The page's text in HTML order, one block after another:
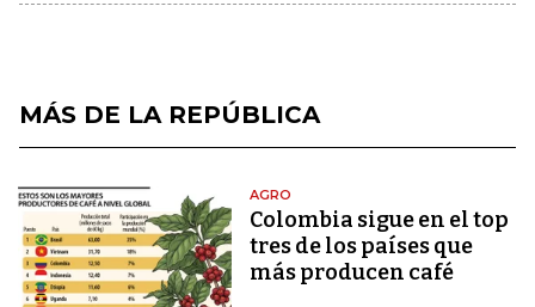
MÁS DE LA REPÚBLICA
AGRO
Colombia sigue en el top
tres de los países que
más producen café